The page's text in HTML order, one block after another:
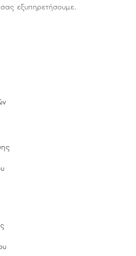
εξυπηρετήσουμε.